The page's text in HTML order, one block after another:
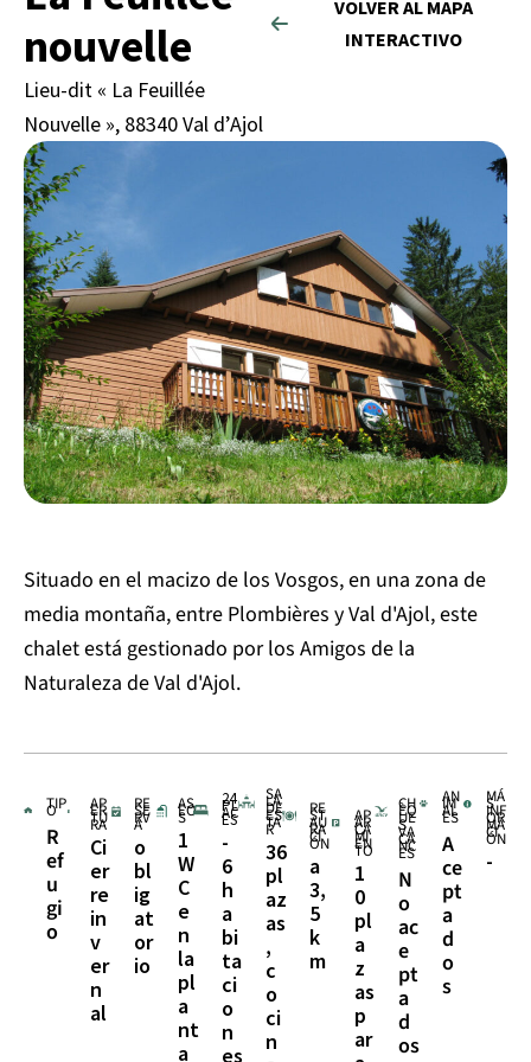
nouvelle
Lieu-dit « La Feuillée
Nouvelle », 88340 Val d’Ajol
VOLVER AL MAPA
INTERACTIVO
Situado en el macizo de los Vosgos, en una zona de
media montaña, entre Plombières y Val d'Ajol, este
chalet está gestionado por los Amigos de la
Naturaleza de Val d'Ajol.
TIP
O
R
ef
u
gi
o
AP
ER
TU
RA
Ci
er
re
in
v
er
n
al
RE
SE
RV
A
o
bl
ig
at
or
io
AS
EO
S
1
W
C
e
n
la
pl
a
nt
a
24
PL
AC
ES
-
6
h
a
bi
ta
ci
o
n
es
SA
LA
DE
ES
TA
R
36
pl
az
as
,
c
o
ci
n
RE
ST
AU
RA
CI
ÓN
a
3,
5
k
m
AP
AR
CA
MI
EN
TO
1
0
pl
a
z
as
p
ar
CH
ÈQ
UE
S
VA
CA
NC
ES
N
o
ac
e
pt
a
d
os
AN
IM
AL
ES
A
ce
pt
a
d
o
s
MÁ
S
INF
OR
MA
CI
ÓN
-